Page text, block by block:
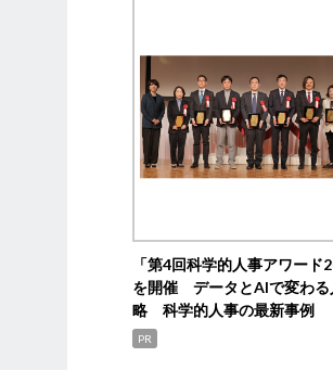
「第4回科学的人事アワード
を開催 データとAIで変わる
略 科学的人事の最新事例
PR